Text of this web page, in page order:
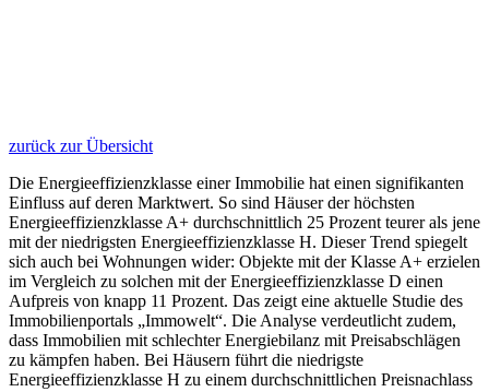
zurück zur Übersicht
Die Energieeffizienzklasse einer Immobilie hat einen signifikanten
Einfluss auf deren Marktwert. So sind Häuser der höchsten
Energieeffizienzklasse A+ durchschnittlich 25 Prozent teurer als jene
mit der niedrigsten Energieeffizienzklasse H. Dieser Trend spiegelt
sich auch bei Wohnungen wider: Objekte mit der Klasse A+ erzielen
im Vergleich zu solchen mit der Energieeffizienzklasse D einen
Aufpreis von knapp 11 Prozent. Das zeigt eine aktuelle Studie des
Immobilienportals „Immowelt“. Die Analyse verdeutlicht zudem,
dass Immobilien mit schlechter Energiebilanz mit Preisabschlägen
zu kämpfen haben. Bei Häusern führt die niedrigste
Energieeffizienzklasse H zu einem durchschnittlichen Preisnachlass